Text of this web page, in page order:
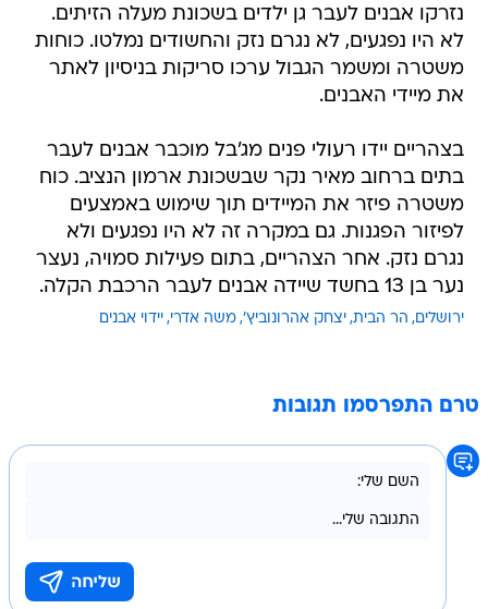
נזרקו אבנים לעבר גן ילדים בשכונת מעלה הזיתים.
לא היו נפגעים, לא נגרם נזק והחשודים נמלטו. כוחות
משטרה ומשמר הגבול ערכו סריקות בניסיון לאתר
את מיידי האבנים.
בצהריים יידו רעולי פנים מג'בל מוכבר אבנים לעבר
בתים ברחוב מאיר נקר שבשכונת ארמון הנציב. כוח
משטרה פיזר את המיידים תוך שימוש באמצעים
לפיזור הפגנות. גם במקרה זה לא היו נפגעים ולא
נגרם נזק. אחר הצהריים, בתום פעילות סמויה, נעצר
נער בן 13 בחשד שיידה אבנים לעבר הרכבת הקלה.
ירושלים הר הבית יצחק אהרונוביץ' משה אדרי יידוי אבנים
טרם התפרסמו תגובות